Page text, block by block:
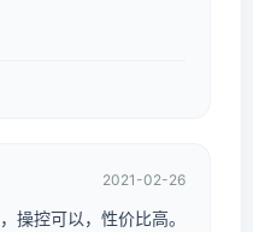
2021-02-26
操控可以，性价比高。